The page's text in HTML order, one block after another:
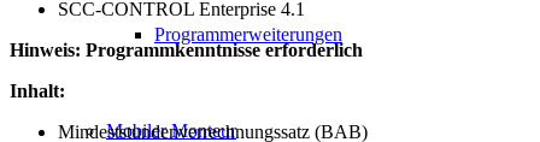
Programmerweiterungen
Mobiler Monteur
SCC-CONTROL Enterprise 4.1
Hinweis: Programmkenntnisse erforderlich
Inhalt:
Mindeststundenverrechnungssatz (BAB)